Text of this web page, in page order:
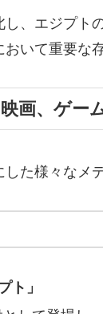
、エジプト
いて重要な
画、ゲー
た様々なメ
ト」